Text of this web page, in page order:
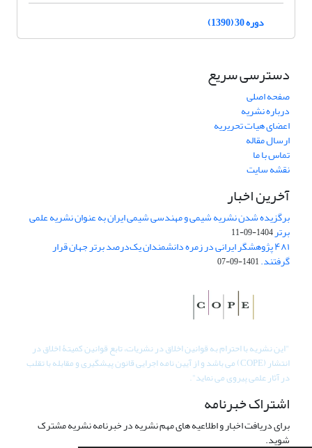
دوره 30 (1390)
دسترسی سریع
صفحه اصلی
درباره نشریه
اعضای هیات تحریریه
ارسال مقاله
تماس با ما
نقشه سایت
آخرین اخبار
برگزیده شدن نشریه شیمی و مهندسی شیمی ایران به عنوان نشریه علمی
برتر1404-09-11
۴۸۱ پژوهشگر ایرانی در زمره دانشمندان یک‌درصد برتر جهان قرار
گرفتند.1401-09-07
"این نشریه با احترام به قوانین اخلاق در نشریات، تابع قوانین کمیتۀ اخلاق در
انتشار (COPE) می باشد و از آیین نامه اجرایی قانون پیشگیری و مقابله با تقلب
در آثار علمی پیروی می نماید".
اشتراک خبرنامه
برای دریافت اخبار و اطلاعیه های مهم نشریه در خبرنامه نشریه مشترک
شوید.